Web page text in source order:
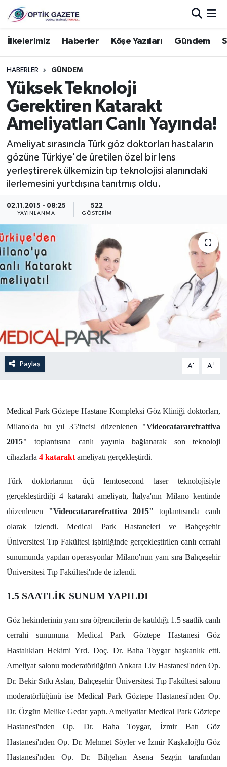
İlkelerimiz Haberler Köşe Yazıları Gündem
HABERLER GÜNDEM
Yüksek Teknoloji
Gerektiren Katarakt
Ameliyatları Canlı Yayında!
Ameliyat sırasında Türk göz doktorları hastaların
gözüne Türkiye'de üretilen özel bir lens
yerleştirerek ülkemizin tıp teknolojisi alanındaki
ilerlemesini yurtdışına tanıtmış oldu.
02.11.2015 - 08:25
YAYINLANMA
522
GÖSTERIM
Paylaş A- A+
Medical Park Göztepe Hastane Kompleksi Göz Kliniği doktorları,
Milano'da bu yıl 35'incisi düzenlenen "Videocatararefrattiva
2015"
toplantısına canlı yayınla bağlanarak son teknoloji
cihazlarla 4 katarakt ameliyatı gerçekleştirdi.
Türk doktorlarının üçü femtosecond laser teknolojisiyle
gerçekleştirdiği 4 katarakt ameliyatı, İtalya'nın Milano kentinde
düzenlenen "Videocatararefrattiva 2015"
toplantısında canlı
olarak izlendi. Medical Park Hastaneleri ve Bahçeşehir
Üniversitesi Tıp Fakültesi işbirliğinde gerçekleştirilen canlı cerrahi
sunumunda yapılan operasyonlar Milano'nun yanı sıra Bahçeşehir
Üniversitesi Tıp Fakültesi'nde de izlendi.
1.5 SAATLİK SUNUM YAPILDI
Göz hekimlerinin yanı sıra öğrencilerin de katıldığı 1.5 saatlik canlı
cerrahi sunumuna Medical Park Göztepe Hastanesi Göz
Hastalıkları Hekimi Yrd. Doç. Dr. Baha Toygar başkanlık etti.
Ameliyat salonu moderatörlüğünü Ankara Liv Hastanesi'nden Op.
Dr. Bekir Sıtkı Aslan, Bahçeşehir Üniversitesi Tıp Fakültesi salonu
moderatörlüğünü ise Medical Park Göztepe Hastanesi'nden Op.
Dr. Özgün Melike Gedar yaptı. Ameliyatlar Medical Park Göztepe
Hastanesi'nden Op. Dr. Baha Toygar, İzmir Batı Göz
Hastanesi'nden Op. Dr. Mehmet Söyler ve İzmir Kaşkaloğlu Göz
Hastanesi'nden Op. Dr. Bilgehan Asena Sezgin tarafından
Nöbetçi Eczaneler
Hava Durumu
İstanbul Namaz Vakitleri
Trafik Durumu
Süper Lig Puan Durumu ve Fikstür
Tüm Manşetler
Haber Arşivi